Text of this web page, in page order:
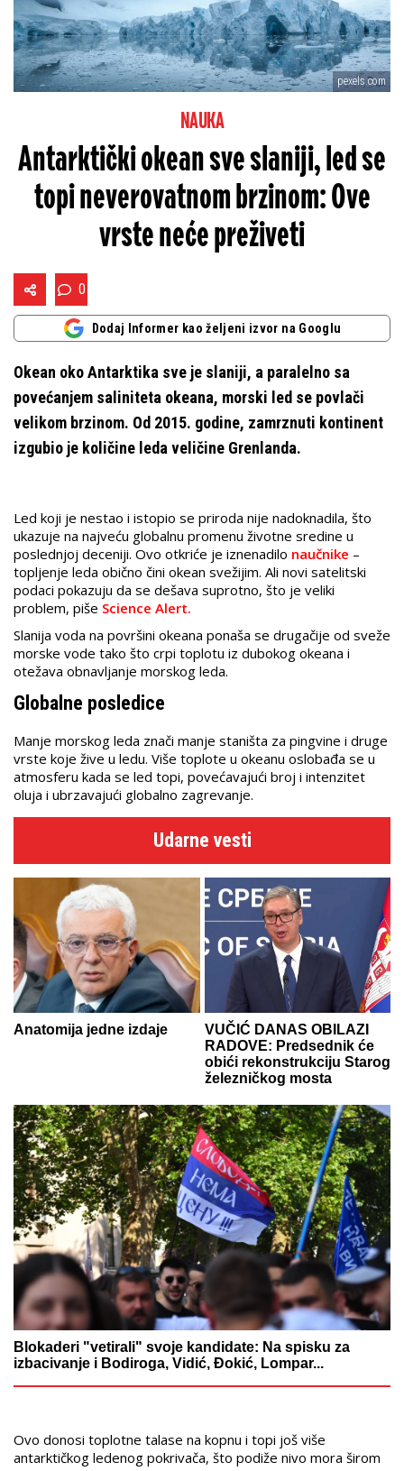
pexels.com
NAUKA
Antarktički okean sve slaniji, led se
topi neverovatnom brzinom: Ove
vrste neće preživeti
0
Dodaj Informer kao željeni izvor na Googlu
Okean oko Antarktika sve je slaniji, a paralelno sa
povećanjem saliniteta okeana, morski led se povlači
velikom brzinom. Od 2015. godine, zamrznuti kontinent
izgubio je količine leda veličine Grenlanda.
Led koji je nestao i istopio se priroda nije nadoknadila, što
ukazuje na najveću globalnu promenu životne sredine u
poslednjoj deceniji. Ovo otkriće je iznenadilo naučnike –
topljenje leda obično čini okean svežijim. Ali novi satelitski
podaci pokazuju da se dešava suprotno, što je veliki
problem, piše Science Alert.
Slanija voda na površini okeana ponaša se drugačije od sveže
morske vode tako što crpi toplotu iz dubokog okeana i
otežava obnavljanje morskog leda.
Globalne posledice
Manje morskog leda znači manje staništa za pingvine i druge
vrste koje žive u ledu. Više toplote u okeanu oslobađa se u
atmosferu kada se led topi, povećavajući broj i intenzitet
oluja i ubrzavajući globalno zagrevanje.
Udarne vesti
Anatomija jedne izdaje
VUČIĆ DANAS OBILAZI
RADOVE: Predsednik će
obići rekonstrukciju Starog
železničkog mosta
Blokaderi "vetirali" svoje kandidate: Na spisku za
izbacivanje i Bodiroga, Vidić, Đokić, Lompar...
Ovo donosi toplotne talase na kopnu i topi još više
antarktičkog ledenog pokrivača, što podiže nivo mora širom